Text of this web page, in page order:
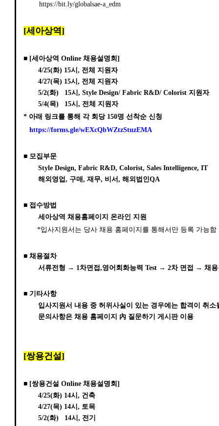
https://bit.ly/globalsae-a_edm
[세아상역]
■ [세아상역 Online 채용설명회]
4/25(화) 15시, 전체 지원자
4/27(목) 15시, 전체 지원자
5/2(화) 15시, Style Design/ Fabric R&D/ Colorist 지원자
5/4(목) 15시, 전체 지원자
* 아래 링크를 통해 각 회당 150명 선착순 신청
https://forms.gle/wEXcQbWZtzStuzEMA
■ 모집부문
Style Design, Fabric R&D, Colorist, Sales Intelligence, IT
해외영업, 구매, 재무, 비서, 해외법인QA
■ 접수방법
세아상역 채용홈페이지 온라인 지원
*입사지원서는 당사 채용 홈페이지를 통해서만 등록 가능함
■ 채용절차
서류전형 → 1차면접,영어회화능력 Test → 2차 면접 → 채
■ 기타사항
입사지원서 내용 중 허위사실이 있는 경우에는 합격이 취소
문의사항은 채용 홈페이지 內 질문하기 게시판 이용
[쌍용건설]
■ [쌍용건설 Online 채용설명회]
4/25(화) 14시, 건축
4/27(목) 14시, 토목
5/2(화) 14시, 전기